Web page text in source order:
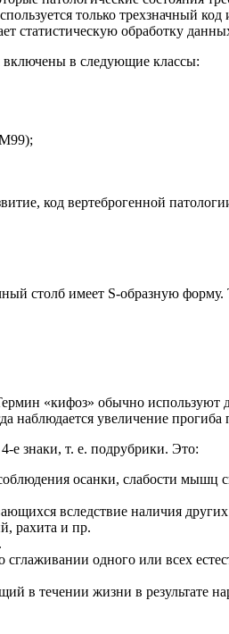
только трехзначный
статистическую обработку
включены в следующие классы:
код вертеброгенной
столб имеет S-образную форму.
«кифоз» обычно используют
наблюдается увеличение прогиба
е знаки, т. е. подрубрики. Это:
осанки, слабости
вследствие наличия
рахита и пр.
одного или всех
в течении жизни в результате